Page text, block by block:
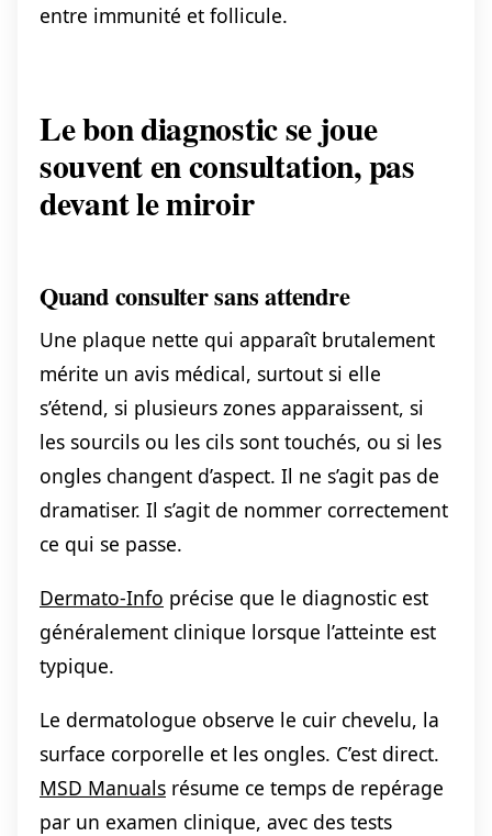
entre immunité et follicule.
Le bon diagnostic se joue
souvent en consultation, pas
devant le miroir
Quand consulter sans attendre
Une plaque nette qui apparaît brutalement
mérite un avis médical, surtout si elle
s’étend, si plusieurs zones apparaissent, si
les sourcils ou les cils sont touchés, ou si les
ongles changent d’aspect. Il ne s’agit pas de
dramatiser. Il s’agit de nommer correctement
ce qui se passe.
Dermato-Info précise que le diagnostic est
généralement clinique lorsque l’atteinte est
typique.
Le dermatologue observe le cuir chevelu, la
surface corporelle et les ongles. C’est direct.
MSD Manuals résume ce temps de repérage
par un examen clinique, avec des tests